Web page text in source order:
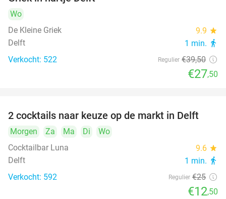
Wo
De Kleine Griek
9.9 star
Delft 1 min. directions_walk
Verkocht: 522 Regulier €39,50
€27,50
50%
2 cocktails naar keuze op de markt in Delft
Morgen Za Ma Di
Wo
Cocktailbar Luna
9.6 star
Delft 1 min. directions_walk
Verkocht: 592 Regulier €25
€12,50